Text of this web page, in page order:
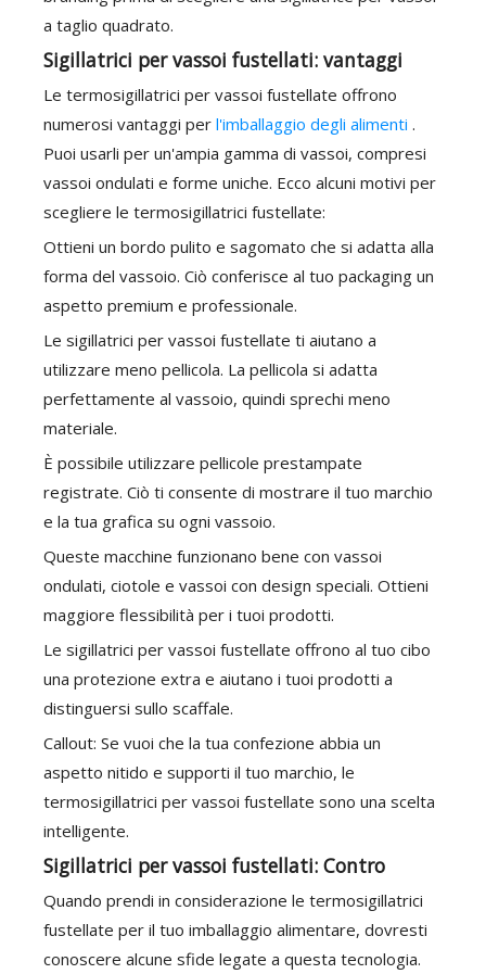
a taglio quadrato.
Sigillatrici per vassoi fustellati: vantaggi
Le termosigillatrici per vassoi fustellate offrono
numerosi vantaggi per l'imballaggio degli alimenti .
Puoi usarli per un'ampia gamma di vassoi, compresi
vassoi ondulati e forme uniche. Ecco alcuni motivi per
scegliere le termosigillatrici fustellate:
Ottieni un bordo pulito e sagomato che si adatta alla
forma del vassoio. Ciò conferisce al tuo packaging un
aspetto premium e professionale.
Le sigillatrici per vassoi fustellate ti aiutano a
utilizzare meno pellicola. La pellicola si adatta
perfettamente al vassoio, quindi sprechi meno
materiale.
È possibile utilizzare pellicole prestampate
registrate. Ciò ti consente di mostrare il tuo marchio
e la tua grafica su ogni vassoio.
Queste macchine funzionano bene con vassoi
ondulati, ciotole e vassoi con design speciali. Ottieni
maggiore flessibilità per i tuoi prodotti.
Le sigillatrici per vassoi fustellate offrono al tuo cibo
una protezione extra e aiutano i tuoi prodotti a
distinguersi sullo scaffale.
Callout: Se vuoi che la tua confezione abbia un
aspetto nitido e supporti il ​​tuo marchio, le
termosigillatrici per vassoi fustellate sono una scelta
intelligente.
Sigillatrici per vassoi fustellati: Contro
Quando prendi in considerazione le termosigillatrici
fustellate per il tuo imballaggio alimentare, dovresti
conoscere alcune sfide legate a questa tecnologia.